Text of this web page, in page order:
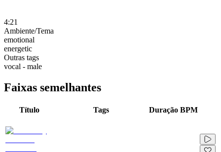
4:21
Ambiente/Tema
emotional
energetic
Outras tags
vocal - male
Faixas semelhantes
Título Tags Duração BPM